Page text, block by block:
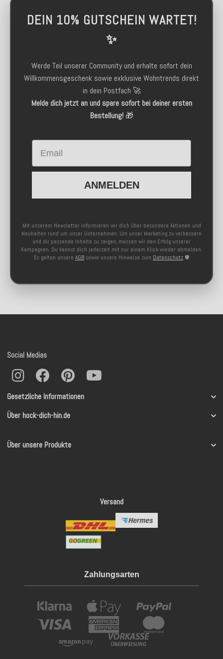
DEIN 10% GUTSCHEIN WARTET!
✨
Werde Teil unserer Community und erhalte sofort dein
Willkommensgeschenk sowie exklusive Wohntrends direkt
in dein Postfach 🚀
Melde dich jetzt an und spare sofort bei deiner ersten
Bestellung!🎁
Email
ANMELDEN
Mit unserem Newsletter informieren wir dich über besondere Aktionen und
Neuheiten rund um unser Unternehmen. Um unser Marketing zu verbessern
und dir passende Inhalte zu zeigen, messen wir den Erfolg unserer
Kampagnen. Du kannst dich jederzeit mit nur einem Klick wieder abmelden.
Es gelten unsere AGB sowie unsere Hinweise zum Datenschutz 🛡️
Gesetzliche Informationen
Über hock-dich-hin.de
Über unsere Produkte
Social Medias
Versand
Zahlungsarten